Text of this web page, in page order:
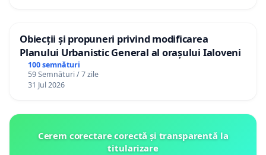
Obiecții și propuneri privind modificarea
Planului Urbanistic General al orașului Ialoveni
100 semnături
59 Semnături / 7 zile
31 Jul 2026
Cerem corectare corectă și transparentă la
titularizare